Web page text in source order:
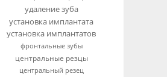
удаление зуба
установка имплантата
установка имплантатов
фронтальные зубы
центральные резцы
центральный резец